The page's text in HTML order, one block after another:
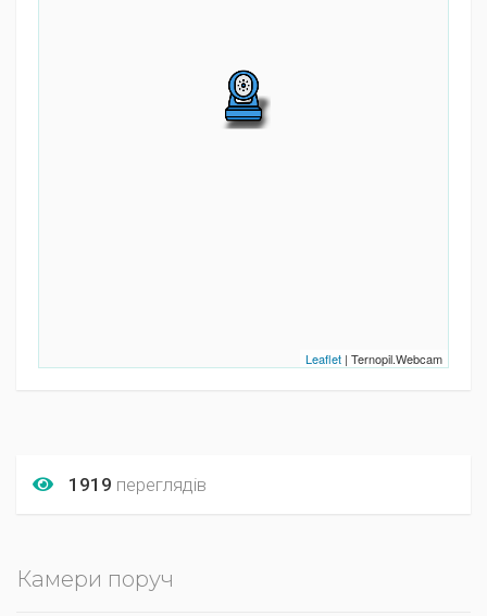
Leaflet | Ternopil.Webcam
1919 переглядів
Камери поруч